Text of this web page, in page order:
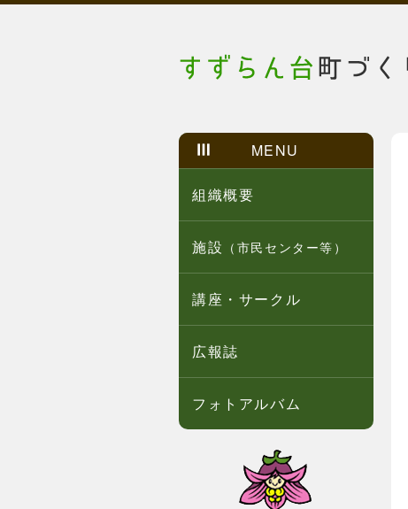
MENU
組織概要
施設 （市民センター等）
講座・サークル
広報誌
フォトアルバム